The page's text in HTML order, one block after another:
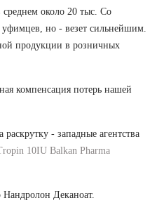
около 20 тыс. Со
но - везет сильнейшим.
продукции в розничных
компенсация потерь нашей
- западные агентства
10IU Balkan Pharma
Деканоат.